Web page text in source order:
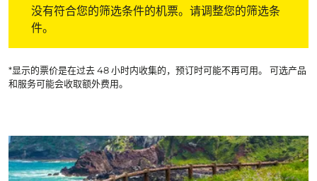
没有符合您的筛选条件的机票。请调整您的筛选条
件。
*显示的票价是在过去 48 小时内收集的，预订时可能不再可用。 可选产品
和服务可能会收取额外费用。